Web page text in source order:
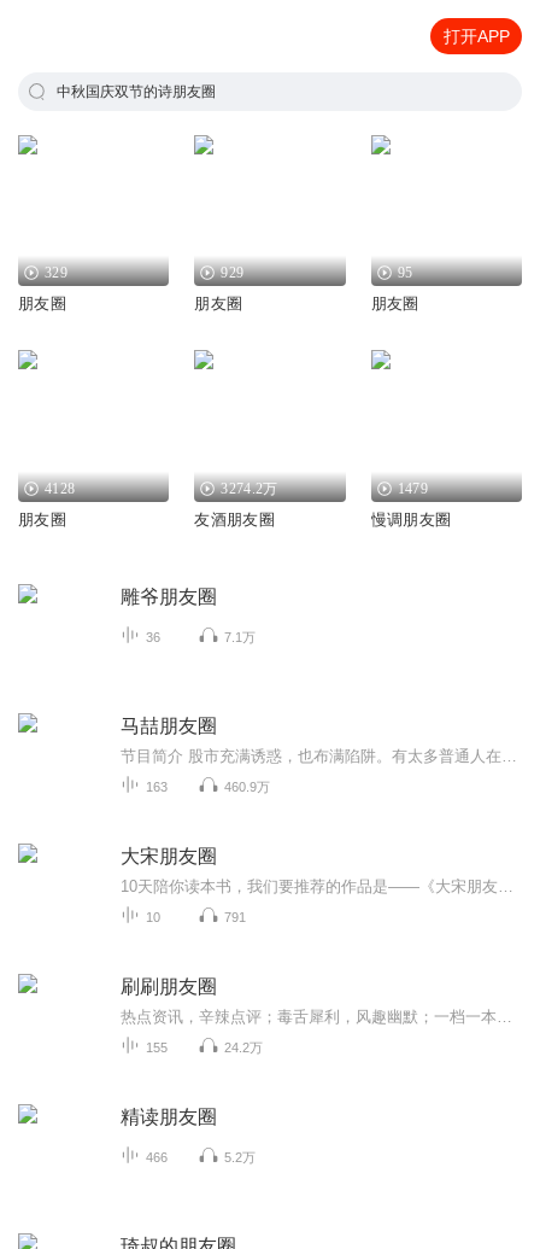
打开APP
中秋国庆双节的诗朋友圈
329
朋友圈
929
朋友圈
95
朋友圈
4128
朋友圈
3274.2万
友酒朋友圈
1479
慢调朋友圈
雕爷朋友圈
36 7.1万
马喆朋友圈
163 460.9万
大宋朋友圈
10 791
刷刷朋友圈
155 24.2万
精读朋友圈
466 5.2万